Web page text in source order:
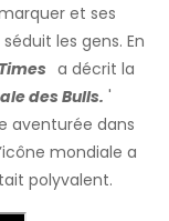
et ses
les gens. En
a décrit la
des Bulls. '
aventurée dans
mondiale a
polyvalent.